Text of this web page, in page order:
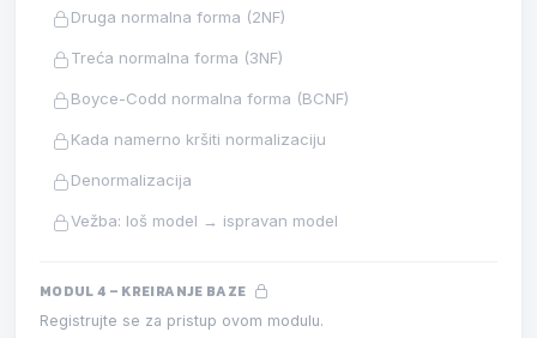
Druga normalna forma (2NF)
Treća normalna forma (3NF)
Boyce-Codd normalna forma (BCNF)
Kada namerno kršiti normalizaciju
Denormalizacija
Vežba: loš model → ispravan model
MODUL 4 – KREIRANJE BAZE
Registrujte se za pristup ovom modulu.